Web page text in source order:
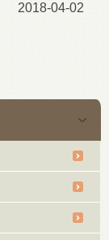
2018-04-02